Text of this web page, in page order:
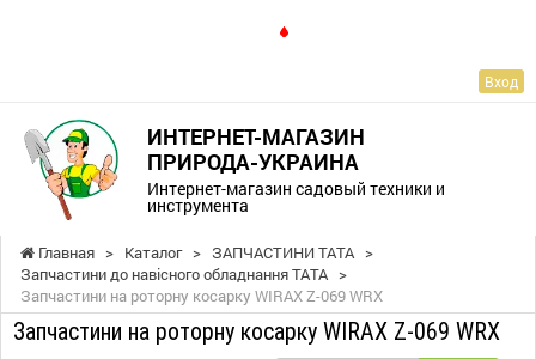
Вход
ИНТЕРНЕТ-МАГАЗИН
ПРИРОДА-УКРАИНА
Интернет-магазин садовый техники и
инструмента
Главная > Каталог > ЗАПЧАСТИНИ ТАТА >
Запчастини до навісного обладнання ТАТА >
Запчастини на роторну косарку WIRAX Z-069 WRX
Запчастини на роторну косарку WIRAX Z-069 WRX